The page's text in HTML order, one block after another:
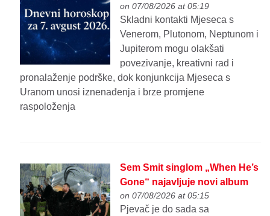
on 07/08/2026 at 05:19
Skladni kontakti Mjeseca s
Venerom, Plutonom, Neptunom i
Jupiterom mogu olakšati
povezivanje, kreativni rad i
pronalaženje podrške, dok konjunkcija Mjeseca s
Uranom unosi iznenađenja i brze promjene
raspoloženja
Sem Smit singlom „When He’s
Gone“ najavljuje novi album
on 07/08/2026 at 05:15
Pjevač je do sada sa